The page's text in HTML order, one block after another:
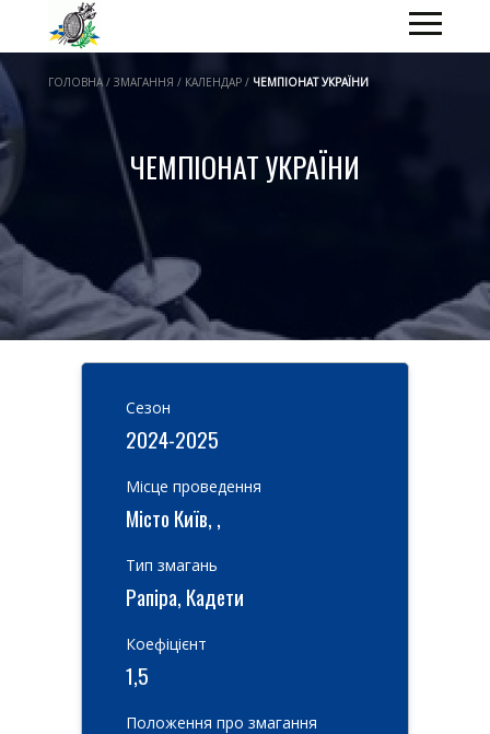
ГОЛОВНА / ЗМАГАННЯ / КАЛЕНДАР / ЧЕМПІОНАТ УКРАЇНИ
ЧЕМПІОНАТ УКРАЇНИ
Cезон
2024-2025
Місце проведення
Місто Київ, ,
Тип змагань
Рапіра, Кадети
Коефіцієнт
1,5
Положення про змагання